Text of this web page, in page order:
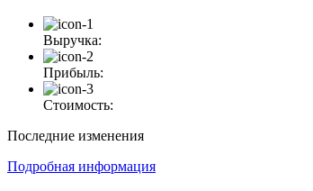
Выручка:
Прибыль:
Стоимость:
Последние изменения
Подробная информация